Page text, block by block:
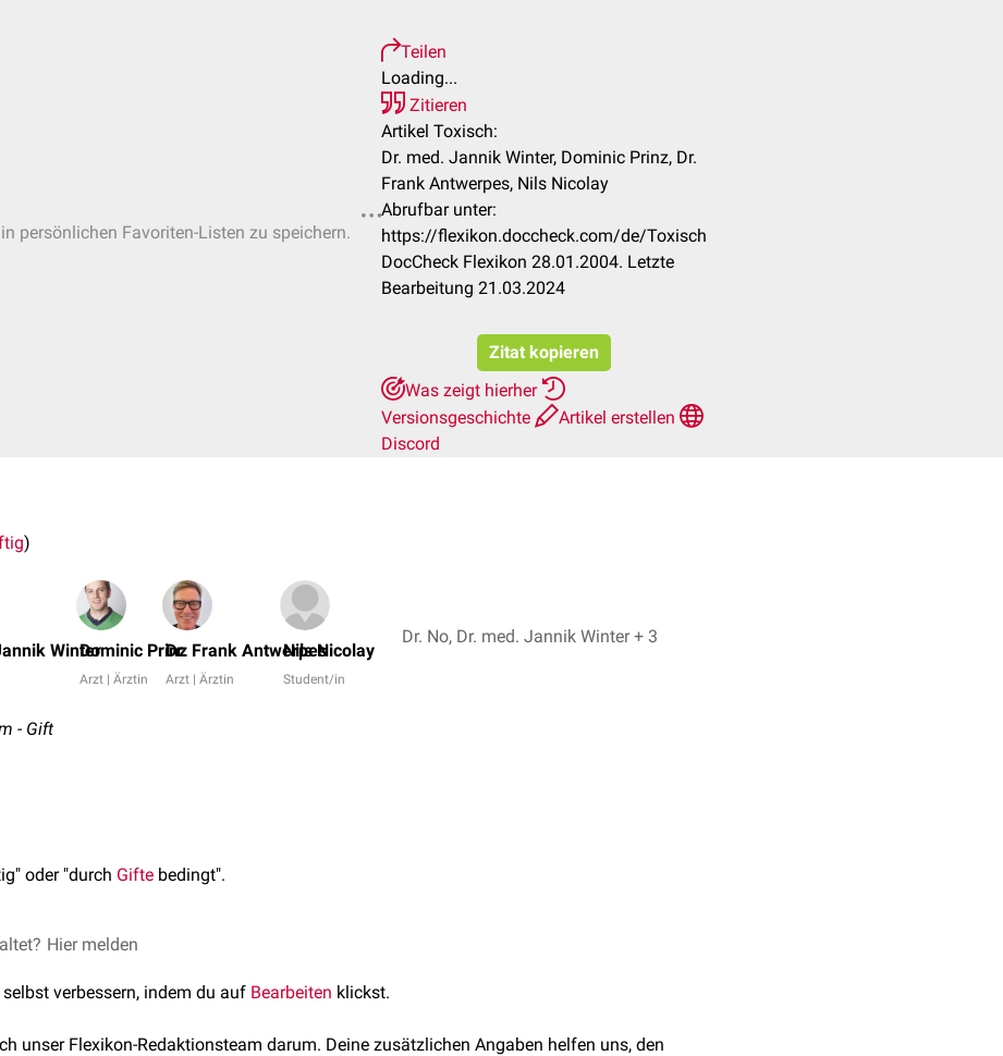
persönlichen Favoriten-Listen zu speichern.
Teilen
Loading...
Zitieren
Artikel Toxisch:
Dr. med. Jannik Winter, Dominic Prinz, Dr.
Frank Antwerpes, Nils Nicolay
Abrufbar unter:
https://flexikon.doccheck.com/de/Toxisch
DocCheck Flexikon 28.01.2004. Letzte
Bearbeitung 21.03.2024
Zitat kopieren
Was zeigt hierher
Versionsgeschichte
Artikel erstellen
Discord
)
WinterDominic Prinz
Arzt | Ärztin
Dr. Frank Antwerpes
Arzt | Ärztin
Nils Nicolay
Student/in
Dr. No, Dr. med. Jannik Winter + 3
- Gift
oder "durch Gifte bedingt".
Hier melden
verbessern, indem du auf Bearbeiten klickst.
unser Flexikon-Redaktionsteam darum. Deine zusätzlichen Angaben helfen uns, den